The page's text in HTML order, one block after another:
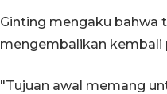
Ginting mengaku bahwa
mengembalikan kembali
"Tujuan awal memang